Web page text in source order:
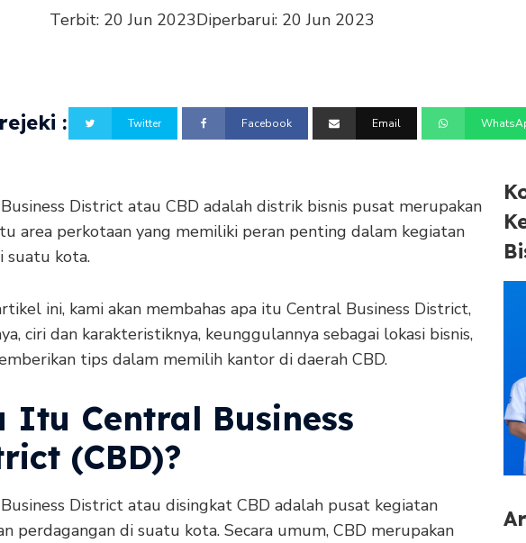
Terbit: 20 Jun 2023Diperbarui: 20 Jun 2023
: Twitter Facebook Email
District atau CBD adalah distrik bisnis pusat merupakan
area perkotaan yang memiliki peran penting dalam kegiatan
suatu kota.
ini, kami akan membahas apa itu Central Business District,
ciri dan karakteristiknya, keunggulannya sebagai lokasi bisnis,
tips dalam memilih kantor di daerah CBD.
Itu Central Business
(CBD)?
District atau disingkat CBD adalah pusat kegiatan
perdagangan di suatu kota. Secara umum, CBD merupakan